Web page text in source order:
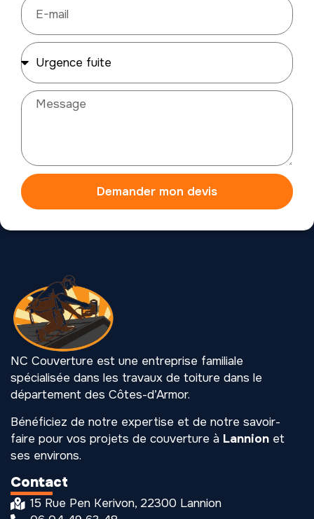
Demander mon devis
NC Couverture est une entreprise familiale
spécialisée dans les travaux de toiture dans le
département des Côtes-d’Armor.
Bénéficiez de notre expertise et de notre savoir-
faire pour vos projets de couverture à Lannion et
ses environs.
Contact
15 Rue Pen Kerivon, 22300 Lannion